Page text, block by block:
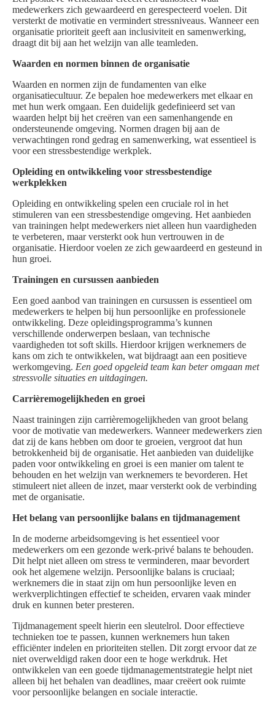
medewerkers zich gewaardeerd en gerespecteerd voelen. Dit
versterkt de motivatie en vermindert stressniveaus. Wanneer een
organisatie prioriteit geeft aan inclusiviteit en samenwerking,
draagt dit bij aan het welzijn van alle teamleden.
Waarden en normen binnen de organisatie
Waarden en normen zijn de fundamenten van elke
organisatiecultuur. Ze bepalen hoe medewerkers met elkaar en
met hun werk omgaan. Een duidelijk gedefinieerd set van
waarden helpt bij het creëren van een samenhangende en
ondersteunende omgeving. Normen dragen bij aan de
verwachtingen rond gedrag en samenwerking, wat essentieel is
voor een stressbestendige werkplek.
Opleiding en ontwikkeling voor stressbestendige
werkplekken
Opleiding en ontwikkeling spelen een cruciale rol in het
stimuleren van een stressbestendige omgeving. Het aanbieden
van trainingen helpt medewerkers niet alleen hun vaardigheden
te verbeteren, maar versterkt ook hun vertrouwen in de
organisatie. Hierdoor voelen ze zich gewaardeerd en gesteund in
hun groei.
Trainingen en cursussen aanbieden
Een goed aanbod van trainingen en cursussen is essentieel om
medewerkers te helpen bij hun persoonlijke en professionele
ontwikkeling. Deze opleidingsprogramma’s kunnen
verschillende onderwerpen beslaan, van technische
vaardigheden tot soft skills. Hierdoor krijgen werknemers de
kans om zich te ontwikkelen, wat bijdraagt aan een positieve
werkomgeving. Een goed opgeleid team kan beter omgaan met
stressvolle situaties en uitdagingen.
Carrièremogelijkheden en groei
Naast trainingen zijn carrièremogelijkheden van groot belang
voor de motivatie van medewerkers. Wanneer medewerkers zien
dat zij de kans hebben om door te groeien, vergroot dat hun
betrokkenheid bij de organisatie. Het aanbieden van duidelijke
paden voor ontwikkeling en groei is een manier om talent te
behouden en het welzijn van werknemers te bevorderen. Het
stimuleert niet alleen de inzet, maar versterkt ook de verbinding
met de organisatie.
Het belang van persoonlijke balans en tijdmanagement
In de moderne arbeidsomgeving is het essentieel voor
medewerkers om een gezonde werk-privé balans te behouden.
Dit helpt niet alleen om stress te verminderen, maar bevordert
ook het algemene welzijn. Persoonlijke balans is cruciaal;
werknemers die in staat zijn om hun persoonlijke leven en
werkverplichtingen effectief te scheiden, ervaren vaak minder
druk en kunnen beter presteren.
Tijdmanagement speelt hierin een sleutelrol. Door effectieve
technieken toe te passen, kunnen werknemers hun taken
efficiënter indelen en prioriteiten stellen. Dit zorgt ervoor dat ze
niet overweldigd raken door een te hoge werkdruk. Het
ontwikkelen van een goede tijdmanagementstrategie helpt niet
alleen bij het behalen van deadlines, maar creëert ook ruimte
voor persoonlijke belangen en sociale interactie.